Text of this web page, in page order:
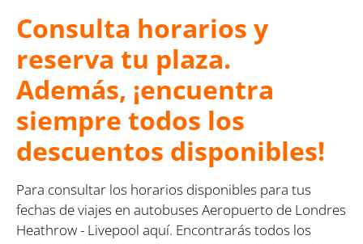
Consulta horarios y
reserva tu plaza.
Además, ¡encuentra
siempre todos los
descuentos disponibles!
Para consultar los horarios disponibles para tus
fechas de viajes en autobuses Aeropuerto de Londres
Heathrow - Livepool aquí. Encontrarás todos los